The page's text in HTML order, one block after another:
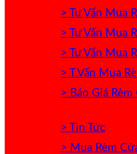
> Tư Vấn Mua
> Tư Vấn Mua
> Tư Vấn Mua
> T.Vấn Mua
> Báo Giá Rèm
> Tin Tức
> Mua Rèm